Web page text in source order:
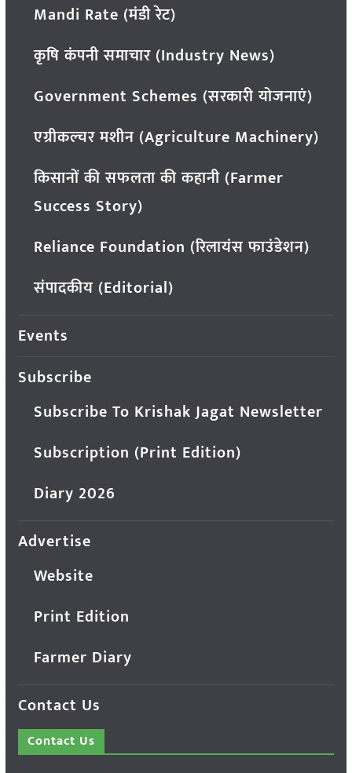
Mandi Rate (मंडी रेट)
कृषि कंपनी समाचार (Industry News)
Government Schemes (सरकारी योजनाएं)
एग्रीकल्चर मशीन (Agriculture Machinery)
किसानों की सफलता की कहानी (Farmer
Success Story)
Reliance Foundation (रिलायंस फाउंडेशन)
संपादकीय (Editorial)
Events
Subscribe
Subscribe To Krishak Jagat Newsletter
Subscription (Print Edition)
Diary 2026
Advertise
Website
Print Edition
Farmer Diary
Contact Us
Contact Us